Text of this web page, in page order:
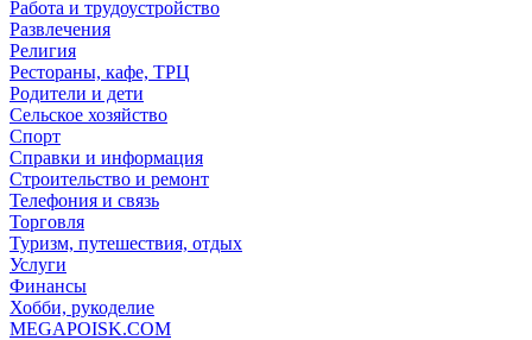
Работа и трудоустройство
Развлечения
Религия
Рестораны, кафе, ТРЦ
Родители и дети
Сельское хозяйство
Спорт
Справки и информация
Строительство и ремонт
Телефония и связь
Торговля
Туризм, путешествия, отдых
Услуги
Финансы
Хобби, рукоделие
MEGAPOISK.COM